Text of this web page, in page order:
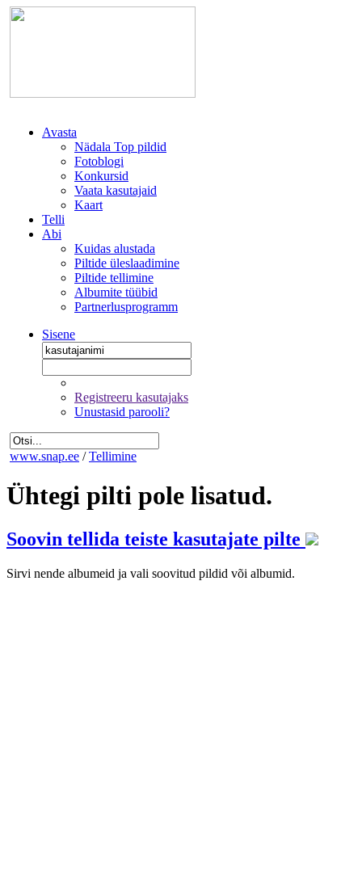
Avasta
Nädala Top pildid
Fotoblogi
Konkursid
Vaata kasutajaid
Kaart
Telli
Abi
Kuidas alustada
Piltide üleslaadimine
Piltide tellimine
Albumite tüübid
Partnerlusprogramm
Sisene
Registreeru kasutajaks
Unustasid parooli?
www.snap.ee / Tellimine
Ühtegi pilti pole lisatud.
Soovin tellida teiste kasutajate pilte
Sirvi nende albumeid ja vali soovitud pildid või albumid.